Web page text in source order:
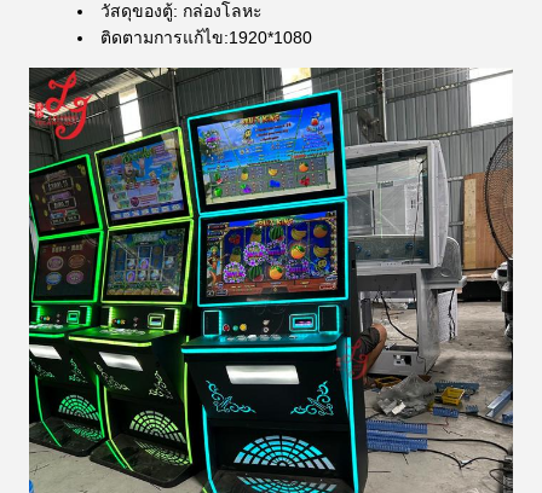
วัสดุของตู้: กล่องโลหะ
ติดตามการแก้ไข:1920*1080